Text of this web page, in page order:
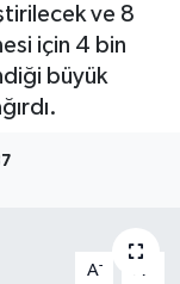
ve 8
için 4 bin
büyük
A- A